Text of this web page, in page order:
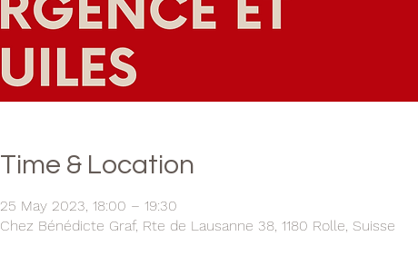
Time & Location
25 May 2023, 18:00 – 19:30
Chez Bénédicte Graf, Rte de Lausanne 38, 1180 Rolle, Suisse